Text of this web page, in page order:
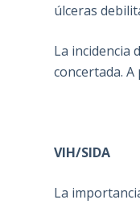
úlceras
La incidencia
concertada.
VIH/SIDA
La